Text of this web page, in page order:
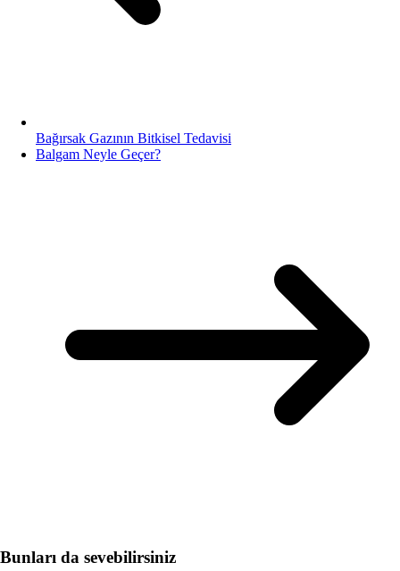
Bağırsak Gazının Bitkisel Tedavisi
Balgam Neyle Geçer?
Bunları da sevebilirsiniz